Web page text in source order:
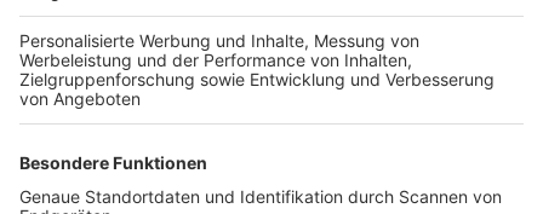
TOP-PARTNER